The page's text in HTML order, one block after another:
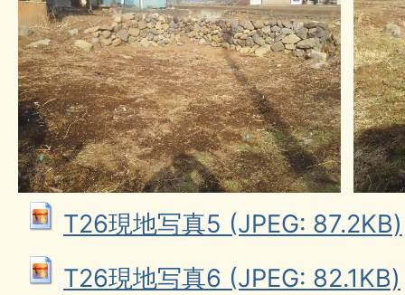
T26現地写真5 (JPEG: 87.2KB)
T26現地写真6 (JPEG: 82.1KB)